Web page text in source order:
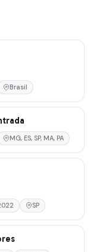
Brasil
MG, ES, SP, MA, PA
SP